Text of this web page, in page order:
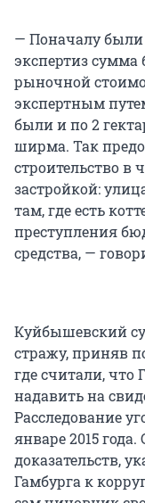
— Поначалу
экспертиз сумма
рыночной
экспертным
были и по 2
ширма. Так
строительство в
застройкой:
там, где есть
преступления
средства, —
Куйбышевский
стражу, приняв
где считали, что
надавить на
Расследование
январе 2015
доказательств,
Гамбурга к